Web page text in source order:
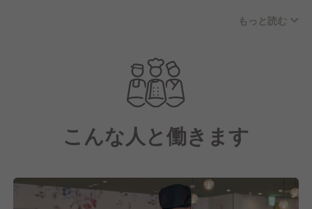
「日々の価値ある食事の提案と挑戦」を経営理念に掲
日常生活の中で気軽にご利用いただけるよう、おいし
さとリーズナブルへの挑戦を続けています。
選択を行うことで、食を通して豊かさを提供していま
す。
もっと読む
こんな人と働きます